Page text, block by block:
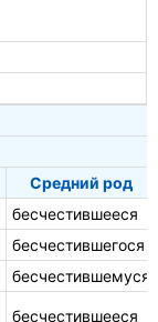
Средний род
бесчестившееся
бесчестившегося
бесчестившемуся
бесчестившееся